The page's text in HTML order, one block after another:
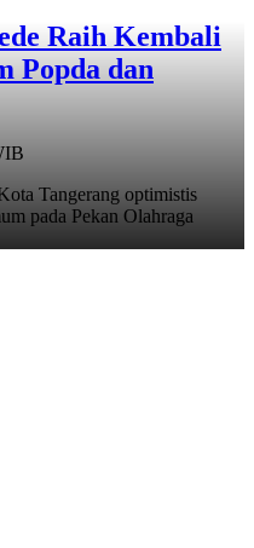
Raih Kembali
Popda dan
Tangerang optimistis
pada Pekan Olahraga